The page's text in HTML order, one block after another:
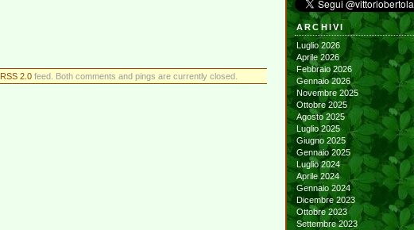
RSS 2.0feed. Both comments and pings are currently closed.
ARCHIVI
Luglio 2026
Aprile 2026
Febbraio 2026
Gennaio 2026
Novembre 2025
Ottobre 2025
Agosto 2025
Luglio 2025
Giugno 2025
Gennaio 2025
Luglio 2024
Aprile 2024
Gennaio 2024
Dicembre 2023
Ottobre 2023
Settembre 2023